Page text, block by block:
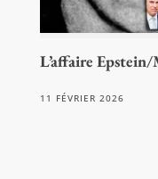
L’affaire Epstein/
11 FÉVRIER 2026